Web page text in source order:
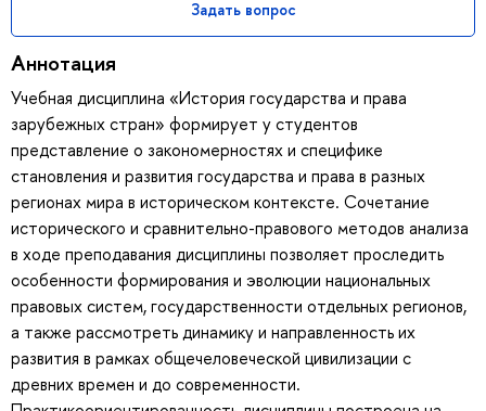
Задать вопрос
Аннотация
Учебная дисциплина «История государства и права
зарубежных стран» формирует у студентов
представление о закономерностях и специфике
становления и развития государства и права в разных
регионах мира в историческом контексте. Сочетание
исторического и сравнительно-правового методов анализа
в ходе преподавания дисциплины позволяет проследить
особенности формирования и эволюции национальных
правовых систем, государственности отдельных регионов,
а также рассмотреть динамику и направленность их
развития в рамках общечеловеческой цивилизации с
древних времен и до современности.